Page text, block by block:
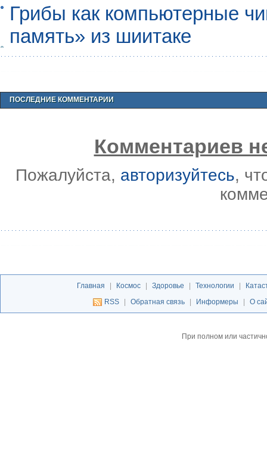
Грибы как компьютерные
память» из шиитаке
ПОСЛЕДНИЕ КОММЕНТАРИИ
Комментариев
Пожалуйста, авторизуйтесь,
Главная | Космос | Здоровье | Технологии |
RSS
| Обратная связь | Информеры | О
При полном или